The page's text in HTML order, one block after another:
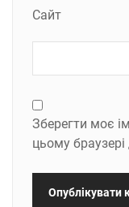
Сайт
Зберегти моє
цьому